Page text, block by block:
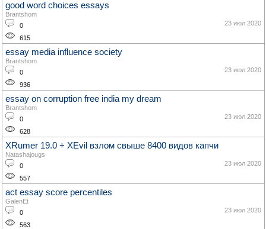
good word choices essays
Brantshom
0
615
23 июл 2020
essay media influence society
Brantshom
0
936
23 июл 2020
essay on corruption free india my dream
Brantshom
0
628
23 июл 2020
XRumer 19.0 + XEvil взлом свыше 8400 видов капчи
Natashajougs
0
557
23 июл 2020
act essay score percentiles
GalenEt
0
563
23 июл 2020